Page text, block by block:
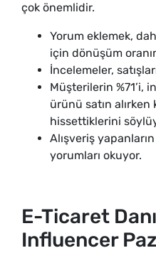
çok önemlidir.
Yorum eklemek,
için dönüşüm
İncelemeler,
Müşterilerin %71’i,
ürünü satın
hissettiklerini
Alışveriş
yorumları okuyor.
E-Ticaret
Influencer